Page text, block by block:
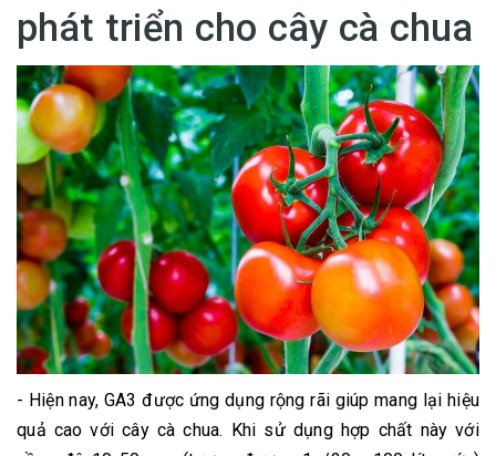
phát triển cho cây cà chua
- Hiện nay, GA3 được ứng dụng rộng rãi giúp mang lại hiệu
quả cao với cây cà chua. Khi sử dụng hợp chất này với